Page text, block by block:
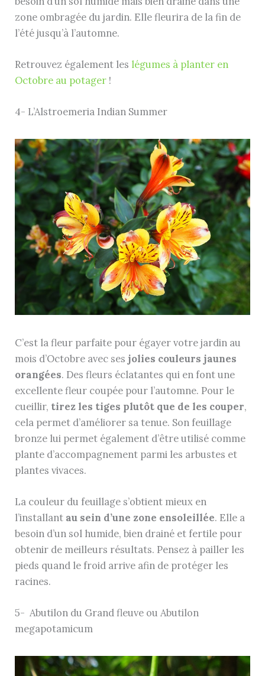
zone ombragée du jardin. Elle fleurira de la fin de
l’été jusqu’à l’automne.
Retrouvez également les légumes à planter en
Octobre au potager !
4- L’Alstroemeria Indian Summer
C’est la fleur parfaite pour égayer votre jardin au
mois d’Octobre avec ses jolies couleurs jaunes
orangées. Des fleurs éclatantes qui en font une
excellente fleur coupée pour l’automne. Pour le
cueillir, tirez les tiges plutôt que de les couper,
cela permet d’améliorer sa tenue. Son feuillage
bronze lui permet également d’être utilisé comme
plante d’accompagnement parmi les arbustes et
plantes vivaces.
La couleur du feuillage s’obtient mieux en
l’installant au sein d’une zone ensoleillée. Elle a
besoin d’un sol humide, bien drainé et fertile pour
obtenir de meilleurs résultats. Pensez à pailler les
pieds quand le froid arrive afin de protéger les
racines.
5- Abutilon du Grand fleuve ou Abutilon
megapotamicum